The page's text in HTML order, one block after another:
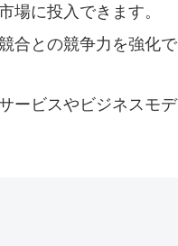
場に投入できます。
合との競争力を強化で
ービスやビジネスモデ